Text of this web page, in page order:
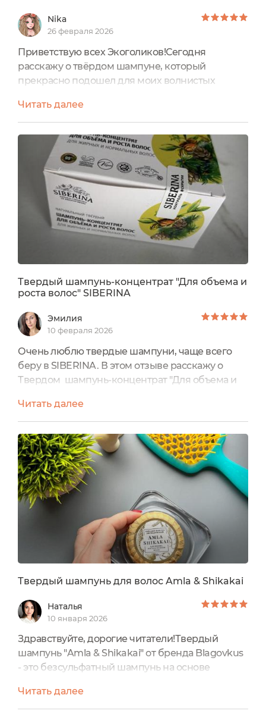
Nika
26 февраля 2026
Приветствую всех Экоголиков!Сегодня
расскажу о твёрдом шампуне, который
прекрасно подошел для моих волнистых
"Розмариновый" Изготовитель: Мастерская
Олеси Мустаевой.Цена: 550 руб. Объем: 70 гр.-
Упаковка -Шампунь был упакован в картонную
коробочку. На упаковке есть контроль
вскрытия в виде круглой наклейки. На одной
из сторон упаковки указан срок годности,
условия...
Читать далее
Твердый шампунь-концентрат "Для объема и
роста волос" SIBERINA
Эмилия
10 февраля 2026
Очень люблю твердые шампуни, чаще всего
беру в SIBERINA. В этом отзыве расскажу о
Твердом шампунь-концентрат "Для объема и
коробочке .Проклеен наклейкой с контролем
вскрытия стоимость шампуня 690
рублей Подходит для жирных и нормальных
волос Срок годности 1 год, после вскрытия
хранить не более 6 месяцев Вся информация о
продукте есть на коробке Миленький...
Читать далее
Твердый шампунь для волос Amla & Shikakai
Наталья
10 января 2026
Здравствуйте, дорогие читатели!Твердый
шампунь "Amla & Shikakai" от бренда Blagovkus
- это безсульфатный шампунь на основе
для объёма, роста и густоты волос.Он подойдет
для тонких волос, для обладательниц темных и
Читать далее